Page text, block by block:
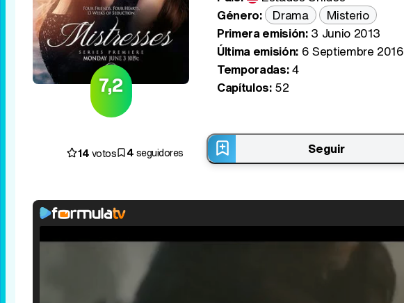
7,2
Género:
Drama
Misterio
Primera emisión:3 Junio 2013
Última emisión:6 Septiembre 2016
Temporadas:4
Capítulos:52
14votos 4seguidores Seguir